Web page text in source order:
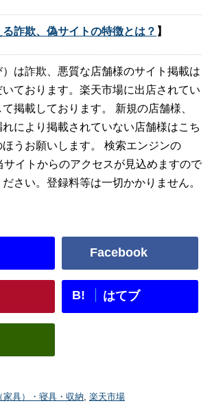
詐欺、偽サイトの特徴とは？ 】
は詐欺、悪質な店舗様のサイト掲載は
ております。楽天市場に出店されてい
掲載しております。 新規の店舗様、
により掲載されていない店舗様はこち
うお願いします。 検索エンジンの
サイトからのアクセスが見込めますので
さい。登録料等は一切かかりません。
Facebook
B! はてブ
家具）・寝具・収納, 楽天市場